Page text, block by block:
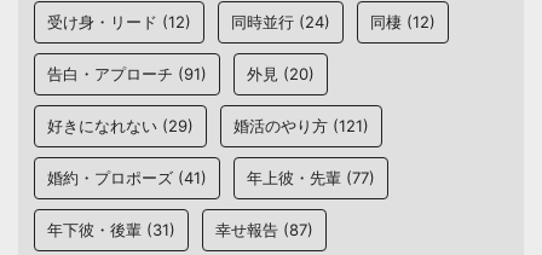
受け身・リード (12) 同時並行 (24) 同棲 (12)
告白・アプローチ (91) 外見 (20)
好きになれない (29) 婚活のやり方 (121)
婚約・プロポーズ (41) 年上彼・先輩 (77)
年下彼・後輩 (31) 幸せ報告 (87)